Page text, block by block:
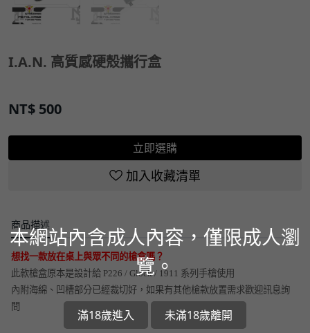
I.A.N. 高質感硬殼攜行盒
NT$ 500
立即選購
加入收藏清單
商品描述
想找一款放在桌上與眾不同的槍盒嗎？
此款槍盒原本是設計給 P226 / Glock / 1911 系列手槍使用
內附海綿、凹槽部分已經裁切好，如果有其他槍款放置需求歡迎訊息詢
問
本網站內含成人內容，僅限成人瀏
覽。
滿18歲進入 未滿18歲離開